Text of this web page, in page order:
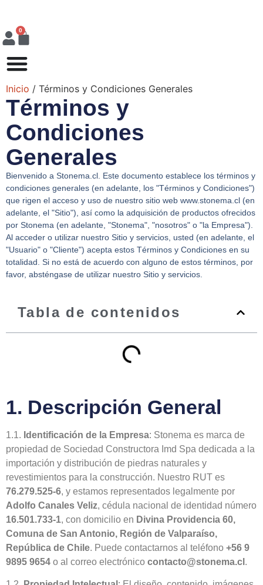
0
Inicio / Términos y Condiciones Generales
Términos y
Condiciones
Generales
Bienvenido a Stonema.cl. Este documento establece los términos y
condiciones generales (en adelante, los "Términos y Condiciones")
que rigen el acceso y uso de nuestro sitio web www.stonema.cl (en
adelante, el "Sitio"), así como la adquisición de productos ofrecidos
por Stonema (en adelante, "Stonema", "nosotros" o "la Empresa").
Al acceder o utilizar nuestro Sitio y servicios, usted (en adelante, el
"Usuario" o "Cliente") acepta estos Términos y Condiciones en su
totalidad. Si no está de acuerdo con alguno de estos términos, por
favor, absténgase de utilizar nuestro Sitio y servicios.
Tabla de contenidos
1. Descripción General
1.1. Identificación de la Empresa: Stonema es marca de
propiedad de Sociedad Constructora Imd Spa dedicada a la
importación y distribución de piedras naturales y
revestimientos para la construcción. Nuestro RUT es
76.279.525-6, y estamos representados legalmente por
Adolfo Canales Veliz, cédula nacional de identidad número
16.501.733-1, con domicilio en Divina Providencia 60,
Comuna de San Antonio, Región de Valparaíso,
República de Chile. Puede contactarnos al teléfono +56 9
9895 9654 o al correo electrónico contacto@stonema.cl .